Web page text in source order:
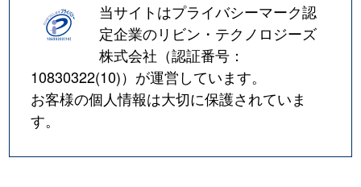
当サイトはプライバシーマーク認
定企業のリビン・テクノロジーズ
株式会社（認証番号：
10830322(10)）が運営しています。
お客様の個人情報は大切に保護されていま
す。